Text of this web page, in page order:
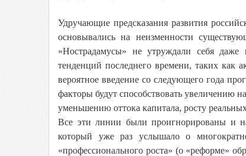
Удручающие предсказания развития
основывались на неизменности
«Нострадамусы» не утруждали себя даже
тенденций последнего времени, таких как
вероятное введение со следующего года
факторы будут способствовать
уменьшению оттока капитала, росту
Все эти линии были проигнорированы и
который уже раз услышало о
«профессионального роста» (о «реформе»